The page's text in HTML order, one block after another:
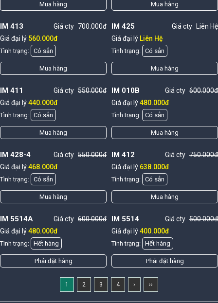
Mua hàng Mua hàng
IM 413 Giá cty 700.000đ
Giá đại lý 560.000đ
Tình trạng: Có sẳn
Mua hàng
IM 425 Giá cty Liên Hệ
Giá đại lý Liên Hệ
Tình trạng: Có sẳn
Mua hàng
IM 411 Giá cty 550.000đ
Giá đại lý440.000đ
Tình trạng: Có sẳn
Mua hàng
IM 010B Giá cty 600.000đ
Giá đại lý480.000đ
Tình trạng: Có sẳn
Mua hàng
IM 428-4 Giá cty 550.000đ
Giá đại lý468.000đ
Tình trạng: Có sẳn
Mua hàng
IM 412 Giá cty 750.000đ
Giá đại lý 638.000đ
Tình trạng: Có sẳn
Mua hàng
IM 5514A Giá cty 600.000đ
Giá đại lý480.000đ
Tình trạng: Hết hàng
Phải đặt hàng
IM 5514 Giá cty 500.000đ
Giá đại lý400.000đ
Tình trạng: Hết hàng
Phải đặt hàng
1 2 3 4 › ››